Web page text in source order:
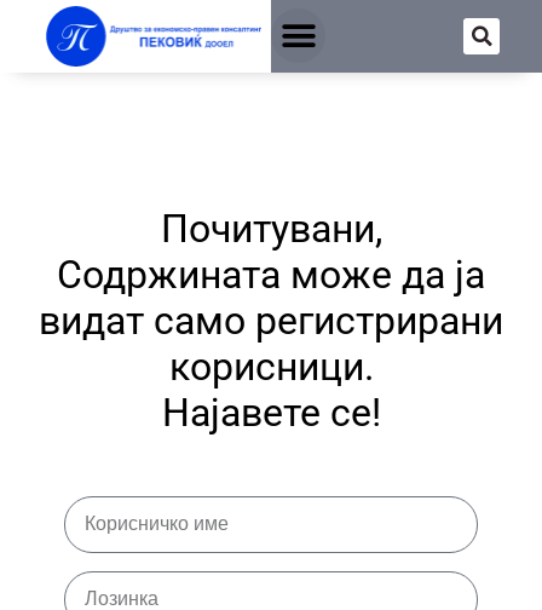
Почитувани,
Содржината може да ја
видат само регистрирани
корисници.
Најавете се!